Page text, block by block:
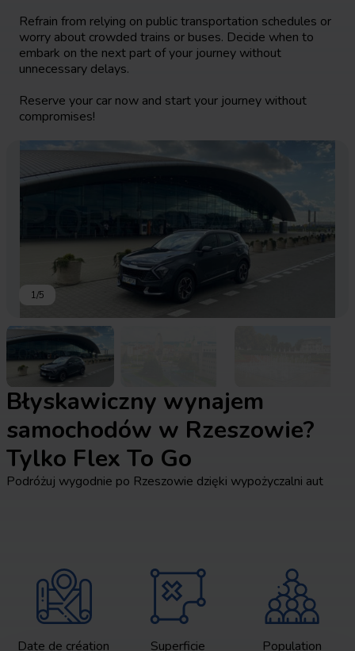
Refrain from relying on public transportation schedules or
worry about crowded trains or buses. Decide when to
embark on the next part of your journey without
unnecessary delays.
Reserve your car now and start your journey without
compromises!
1/5
Błyskawiczny wynajem
samochodów w Rzeszowie?
Tylko Flex To Go
Podróżuj wygodnie po Rzeszowie dzięki wypożyczalni aut
Date de création
Superficie
Population